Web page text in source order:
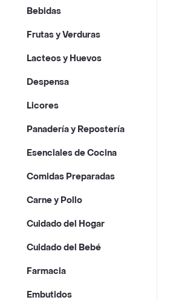
Bebidas
Frutas y Verduras
Lacteos y Huevos
Despensa
Licores
Panadería y Repostería
Esenciales de Cocina
Comidas Preparadas
Carne y Pollo
Cuidado del Hogar
Cuidado del Bebé
Farmacia
Embutidos